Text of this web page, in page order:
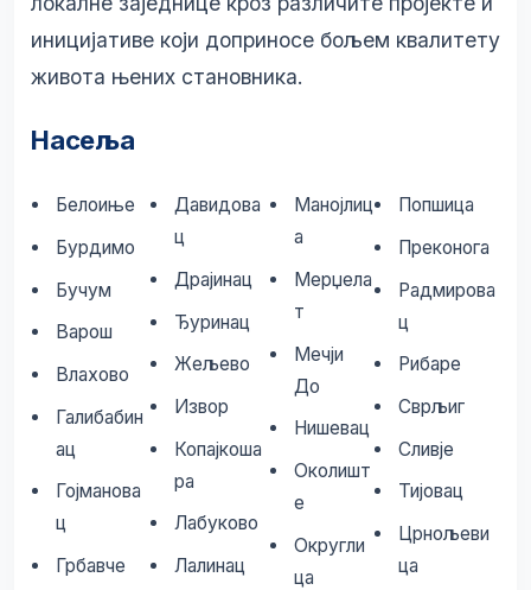
иницијативе који доприносе бољем квалитету
живота њених становника.
Насеља
Белоиње
Бурдимо
Бучум
Варош
Влахово
Галибабин
ац
Гојманова
ц
Грбавче
Давидова
ц
Драјинац
Ђуринац
Жељево
Извор
Копајкоша
ра
Лабуково
Лалинац
Манојлиц
а
Мерџела
т
Мечји
До
Нишевац
Околишт
е
Округли
ца
Попшица
Преконога
Радмирова
ц
Рибаре
Сврљиг
Сливје
Тијовац
Црнољеви
ца